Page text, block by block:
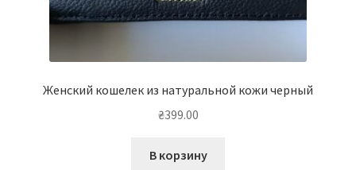
Женский кошелек из натуральной кожи черный
₴399.00
В корзину